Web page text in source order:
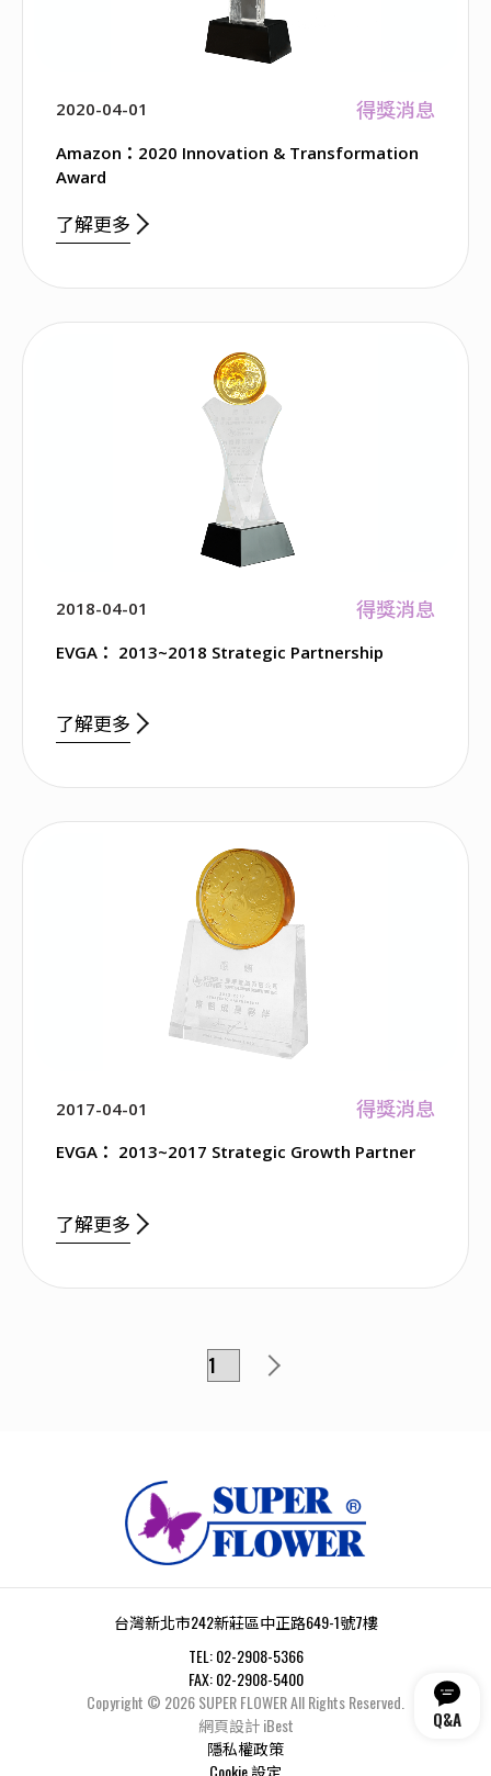
2020-04-01 得獎消息
Amazon：2020 Innovation & Transformation
Award
了解更多
2018-04-01 得獎消息
EVGA： 2013~2018 Strategic Partnership
了解更多
2017-04-01 得獎消息
EVGA： 2013~2017 Strategic Growth Partner
了解更多
台灣新北市242新莊區中正路649-1號7樓
TEL: 02-2908-5366
FAX: 02-2908-5400
Copyright © 2026SUPER FLOWERAll Rights Reserved.
網頁設計 iBest
隱私權政策
Cookie 設定
Q&A